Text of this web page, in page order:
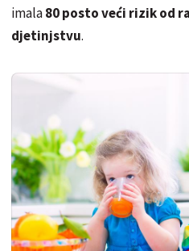
imala80 posto veći rizik od
djetinjstvu.